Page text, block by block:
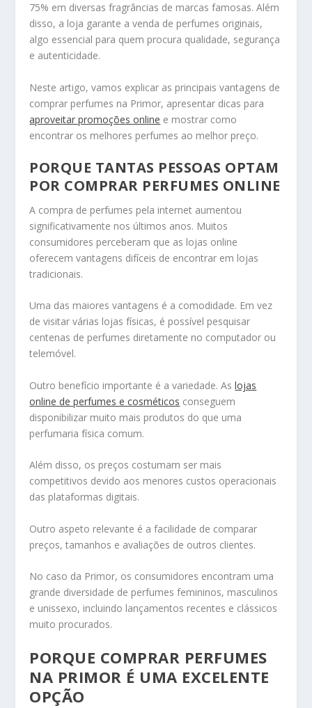
75% em diversas fragrâncias de marcas famosas. Além
disso, a loja garante a venda de perfumes originais,
algo essencial para quem procura qualidade, segurança
e autenticidade.
Neste artigo, vamos explicar as principais vantagens de
comprar perfumes na Primor, apresentar dicas para
aproveitar promoções online e mostrar como
encontrar os melhores perfumes ao melhor preço.
PORQUE TANTAS PESSOAS OPTAM
POR COMPRAR PERFUMES ONLINE
A compra de perfumes pela internet aumentou
significativamente nos últimos anos. Muitos
consumidores perceberam que as lojas online
oferecem vantagens difíceis de encontrar em lojas
tradicionais.
Uma das maiores vantagens é a comodidade. Em vez
de visitar várias lojas físicas, é possível pesquisar
centenas de perfumes diretamente no computador ou
telemóvel.
Outro benefício importante é a variedade. Aslojas
online de perfumes e cosméticos conseguem
disponibilizar muito mais produtos do que uma
perfumaria física comum.
Além disso, os preços costumam ser mais
competitivos devido aos menores custos operacionais
das plataformas digitais.
Outro aspeto relevante é a facilidade de comparar
preços, tamanhos e avaliações de outros clientes.
No caso da Primor, os consumidores encontram uma
grande diversidade de perfumes femininos, masculinos
e unissexo, incluindo lançamentos recentes e clássicos
muito procurados.
PORQUE COMPRAR PERFUMES
NA PRIMOR É UMA EXCELENTE
OPÇÃO